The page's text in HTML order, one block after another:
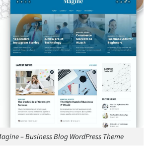
– Business Blog WordPress Theme